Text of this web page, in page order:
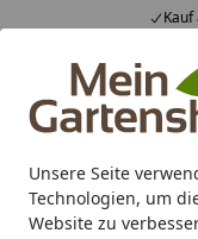
Unsere Seite
Technologien, um
Website zu
Alle Produkte
Mein Konto
Suchen
Karibu Pools